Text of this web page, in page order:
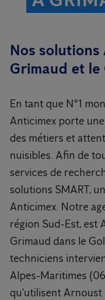
Nos solutions
Grimaud et
En tant que N°1
Anticimex porte
des métiers et
nuisibles. Afin de
services de
solutions SMART,
Anticimex. Notre
région Sud-Est, est
Grimaud dans le
techniciens
Alpes-Maritimes
qu'utilisent Arnoust